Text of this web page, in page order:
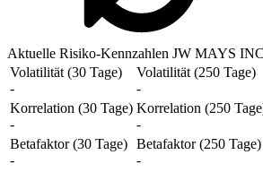
Aktuelle Risiko-Kennzahlen JW MAYS INC
Volatilität (30 Tage)
-
Volatilität (250 Tage)
-
Korrelation (30 Tage)
-
Korrelation (250
-
Betafaktor (30 Tage)
-
Betafaktor (250 Tage)
-